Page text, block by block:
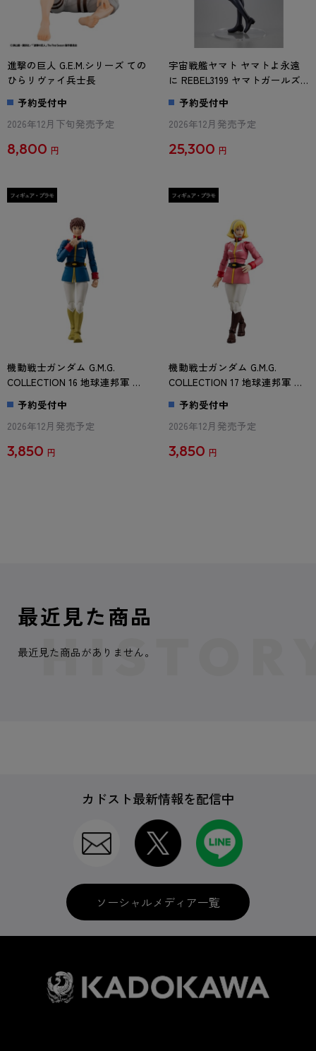
進撃の巨人 G.E.M.シリーズ ての
ひらリヴァイ兵士長
予約受付中
2026年12月下旬発売予定
8,800 円
宇宙戦艦ヤマト ヤマトよ永遠
に REBEL3199 ヤマトガールズ
コレクション 森雪デザリアム
スーツVer.
予約受付中
2026年12月発売予定
25,300 円
機動戦士ガンダム G.M.G.
COLLECTION 16 地球連邦軍 ア
ムロ・レイ制服Ver.
予約受付中
2026年12月発売予定
3,850 円
機動戦士ガンダム G.M.G.
COLLECTION 17 地球連邦軍 セ
イラ・マス制服Ver.
予約受付中
2026年12月発売予定
3,850 円
最近見た商品
最近見た商品がありません。
カドスト最新情報を配信中
ソーシャルメディア一覧